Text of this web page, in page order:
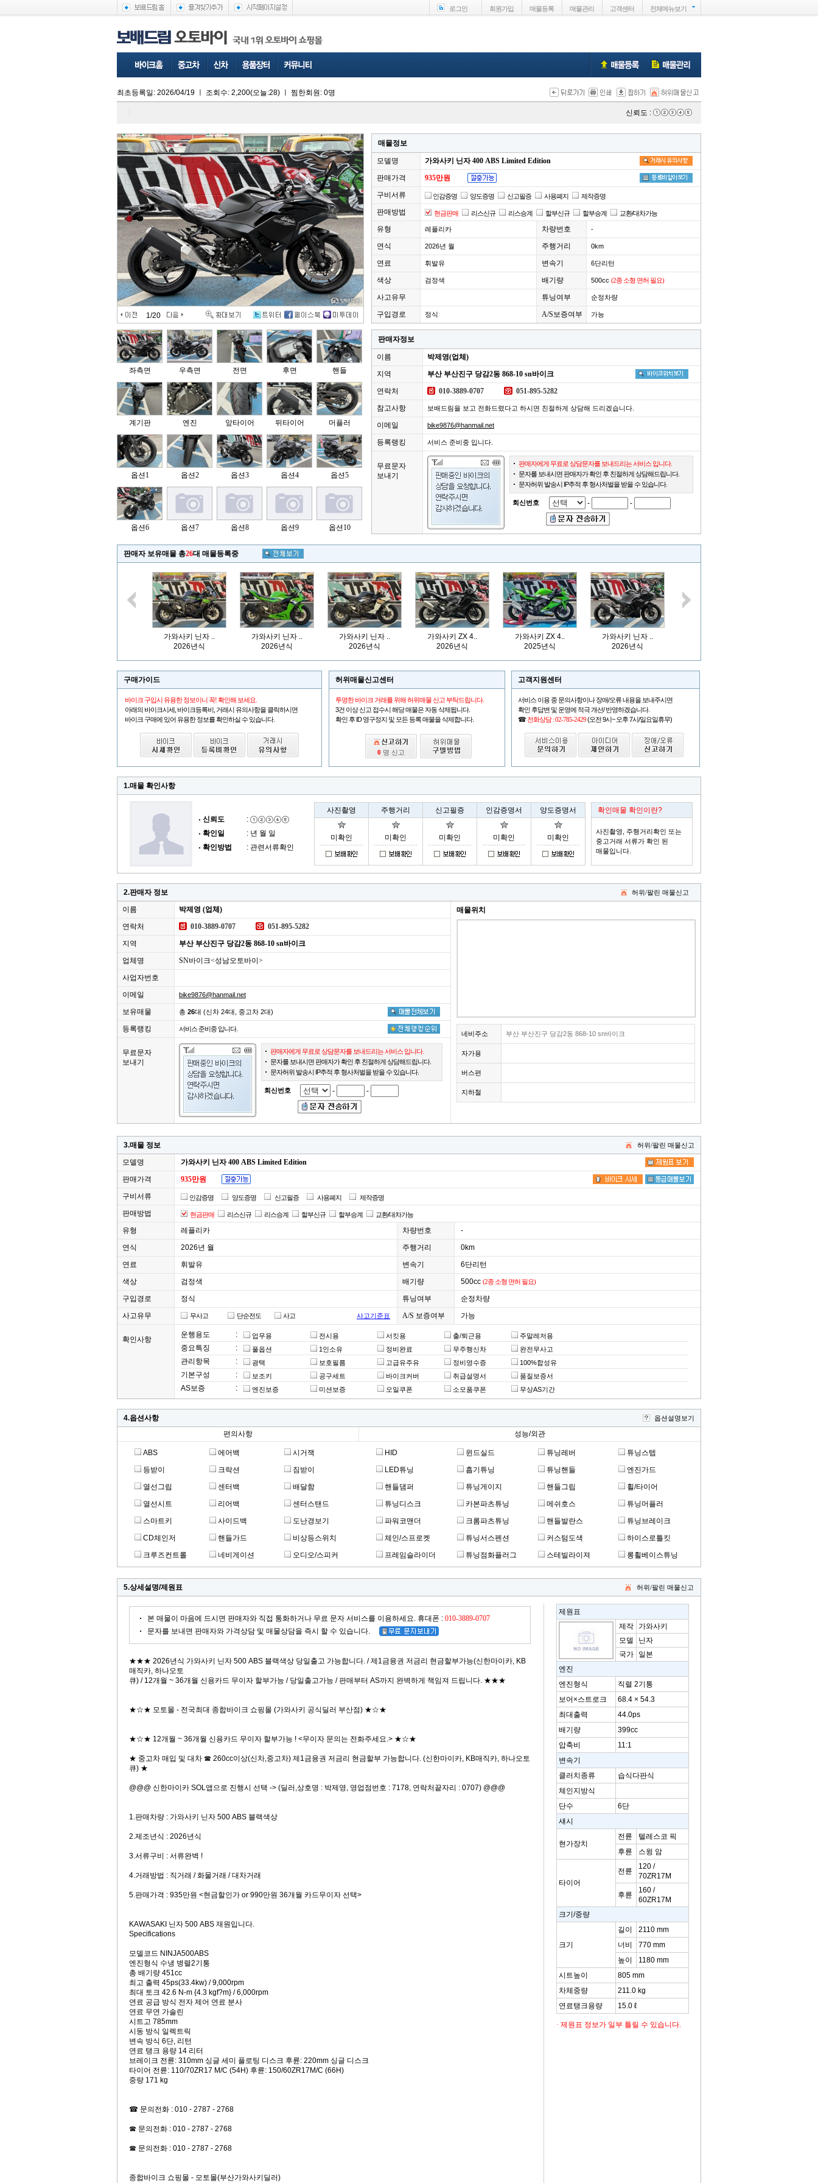
로그인 회원가입 매물등록 매물관리 고객센터 전체메뉴보기
최초등록일: 2026/04/19 조회수: 2,200(오늘:28) 찜한회원: 0명
신뢰도 :
1/20
매물정보
모델명
가와사키 닌자 400 ABS Limited Edition
판매가격
935만원
구비서류
인감증명 양도증명 신고필증 사용폐지 제작증명
판매방법 현금판매 리스신규 리스승계 할부신규 할부승계 교환/대차가능
유형 레플리카 차량번호 -
연식 2026년 월 주행거리 0km
연료 휘발유 변속기 6단리턴
색상 검정색 배기량 500cc (2종 소형 면허 필요)
사고유무 튜닝여부 순정차량
구입경로 정식 A/S보증여부 가능
좌측면 우측면 전면 후면 핸들
계기판 엔진 앞타이어 뒤타이어 머플러
옵션1 옵션2 옵션3 옵션4 옵션5
옵션6 옵션7 옵션8 옵션9 옵션10
판매자정보
이름
박제영(업체)
지역
부산 부산진구 당감2동 868-10 sn바이크
연락처
010-3889-0707
051-895-5282
참고사항
보배드림을 보고 전화드렸다고 하시면 친절하게 상담해 드리겠습니다.
이메일 bike9876@hanmail.net
등록랭킹 서비스 준비중 입니다.
무료문자
보내기
판매자에게 무료로 상담문자를 보내드리는 서비스 입니다.
문자를 보내시면 판매자가 확인 후 친절하게 상담해드립니다.
문자허위 발송시 IP추적 후 형사처벌을 받을 수 있습니다.
회신번호 - -
판매자 보유매물 총26대 매물등록중
가와사키 닌자 ..
2026년식
가와사키 닌자 ..
2026년식
가와사키 닌자 ..
2026년식
가와사키 ZX 4..
2026년식
가와사키 ZX 4..
2025년식
가와사키 닌자 ..
2026년식
구매가이드
바이크 구입시 유용한 정보이니 꼭! 확인해 보세요.
아래의 바이크시세, 바이크등록비, 거래시 유의사항을 클릭하시면
바이크 구매에 있어 유용한 정보를 확인하실 수 있습니다.
허위매물신고센터
투명한 바이크 거래를 위해 허위매물 신고 부탁드립니다.
3건 이상 신고 접수시 해당 매물은 자동 삭제됩니다.
확인 후 ID 영구정지 및 모든 등록 매물을 삭제합니다.
0 명 신고
고객지원센터
서비스 이용 중 문의사항이나 장애/오류 내용을 보내주시면
확인 후답변 및 운영에 적극 개선/ 반영하겠습니다.
☎ 전화상담 : 02-785-2429(오전 9시~ 오후 7시/일요일휴무)
1.매물 확인사항
신뢰도
:
확인일
: 년 월 일
확인방법
: 관련서류확인
사진촬영 주행거리 신고필증 인감증명서 양도증명서
미확인 미확인 미확인 미확인 미확인
확인매물 확인이란?
사진촬영, 주행거리확인 또는
중고거래 서류가 확인 된
매물입니다.
2.판매자 정보 허위/팔린 매물신고
이름 박제영 (업체) 매물위치
네비주소 부산 부산진구 당감2동 868-10 sn바이크
자가용
버스편
지하철
연락처 010-3889-0707
051-895-5282
지역
부산 부산진구 당감2동 868-10 sn바이크
업체명
SN바이크<성남오토바이>
사업자번호
이메일
bike9876@hanmail.net
보유매물 총 26대 (신차 24대, 중고차 2대)
등록랭킹 서비스 준비중 입니다.
무료문자
보내기
판매자에게 무료로 상담문자를 보내드리는 서비스 입니다.
문자를 보내시면 판매자가 확인 후 친절하게 상담해드립니다.
문자허위 발송시 IP추적 후 형사처벌을 받을 수 있습니다.
회신번호 - -
3.매물 정보 허위/팔린 매물신고
모델명
가와사키 닌자 400 ABS Limited Edition
판매가격
935만원
구비서류
인감증명 양도증명 신고필증 사용폐지 제작증명
판매방법 현금판매 리스신규 리스승계 할부신규 할부승계 교환/대차가능
유형 레플리카 차량번호
-
연식
2026년 월 주행거리
0km
연료
휘발유 변속기
6단리턴
색상
검정색 배기량 500cc (2종 소형 면허 필요)
구입경로 정식 튜닝여부
순정차량
사고유무
무사고 단순전도 사고 사고기준표 A/S 보증여부 가능
확인사항
운행용도 : 업무용 전시용 서킷용 출/퇴근용 주말레저용
중요특징 : 풀옵션 1인소유 정비완료 무주행신차 완전무사고
관리항목 : 광택 보호필름 고급유주유 정비영수증 100%합성유
기본구성 : 보조키 공구세트 바이크커버 취급설명서 품질보증서
AS보증 : 엔진보증 미션보증 오일쿠폰 소모품쿠폰 무상AS기간
4.옵션사항 옵션설명보기
편의사항 성능/외관
ABS 에어백
시거잭
등받이
크락션
짐받이
열선그립
센터백
배달함
열선시트
리어백
센터스탠드
스마트키
사이드백
도난경보기
CD체인저
핸들가드
비상등스위치
크루즈컨트롤
네비게이션 오디오/스피커
HID 윈드실드 튜닝레버
튜닝스텝
LED튜닝
흡기튜닝 튜닝핸들
엔진가드
핸들댐퍼
튜닝게이지 핸들그립
휠/타이어
튜닝디스크
카본파츠튜닝 메쉬호스
튜닝머플러
파워코맨더
크롬파츠튜닝 핸들발란스
튜닝브레이크
체인/스프로켓
튜닝서스펜션 커스텀도색
하이스로틀킷
프레임슬라이더
튜닝점화플러그 스테빌라이져 롱휠베이스튜닝
5.상세설명/제원표 허위/팔린 매물신고
본 매물이 마음에 드시면 판매자와 직접 통화하거나 무료 문자 서비스를 이용하세요. 휴대폰 :010-3889-0707
문자를 보내면 판매자와 가격상담 및 매물상담을 즉시 할 수 있습니다.
★★★ 2026년식 가와사키 닌자 500 ABS 블랙색상 당일출고 가능합니다. / 제1금융권 저금리 현금할부가능(신한마이카, KB
매직카, 하나오토
큐) / 12개월 ~ 36개월 신용카드 무이자 할부가능 / 당일출고가능 / 판매부터 AS까지 완벽하게 책임져 드립니다. ★★★
★☆★ 모토몰 - 전국최대 종합바이크 쇼핑몰 (가와사키 공식딜러 부산점) ★☆★
★☆★ 12개월 ~ 36개월 신용카드 무이자 할부가능 ! <무이자 문의는 전화주세요.> ★☆★
★ 중고차 매입 및 대차 ☎ 260cc이상(신차,중고차) 제1금융권 저금리 현금할부 가능합니다. (신한마이카, KB매직카, 하나오토
큐) ★
@@@ 신한마이카 SOL앱으로 진행시 선택 -> (딜러,상호명 : 박제영, 영업점번호 : 7178, 연락처끝자리 : 0707) @@@
1.판매차량 : 가와사키 닌자 500 ABS 블랙색상
2.제조년식 : 2026년식
3.서류구비 : 서류완벽 !
4.거래방법 : 직거래 / 화물거래 / 대차거래
5.판매가격 : 935만원 <현금할인가 or 990만원 36개월 카드무이자 선택>
KAWASAKI 닌자 500 ABS 재원입니다.
Specifications
모델코드 NINJA500ABS
엔진형식 수냉 병렬2기통
총 배기량 451cc
최고 출력 45ps(33.4kw) / 9,000rpm
최대 토크 42.6 N-m {4.3 kgf?m} / 6,000rpm
연료 공급 방식 전자 제어 연료 분사
연료 무연 가솔린
시트고 785mm
시동 방식 일렉트릭
변속 방식 6단, 리턴
연료 탱크 용량 14 리터
브레이크 전륜: 310mm 싱글 세미 플로팅 디스크 후륜: 220mm 싱글 디스크
타이어 전륜: 110/70ZR17 M/C (54H) 후륜: 150/60ZR17M/C (66H)
중량 171 kg
☎ 문의전화 : 010 - 2787 - 2768
☎ 문의전화 : 010 - 2787 - 2768
☎ 문의전화 : 010 - 2787 - 2768
종합바이크 쇼핑몰 - 모토몰(부산가와사키딜러)
제원표
제작
가와사키
모델
닌자
국가
일본
엔진
엔진형식
직렬 2기통
보어×스트로크
68.4 × 54.3
최대출력
44.0ps
배기량
399cc
압축비
11:1
변속기
클러치종류
습식다판식
체인지방식
단수
6단
섀시
현가장치
전륜
텔레스코 픽
후륜
스윙 암
타이어
전륜
120 /
70ZR17M
후륜
160 /
60ZR17M
크기/중량
크기
길이
2110 mm
너비
770 mm
높이
1180 mm
시트높이
805 mm
차체중량
211.0 kg
연료탱크용량
15.0 ℓ
· 제원표 정보가 일부 틀릴 수 있습니다.